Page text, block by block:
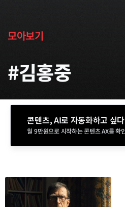
모아보기
#김홍중
콘텐츠, AI로 자동화하고 싶
월 9만원으로 시작하는 콘텐츠 AX를 확